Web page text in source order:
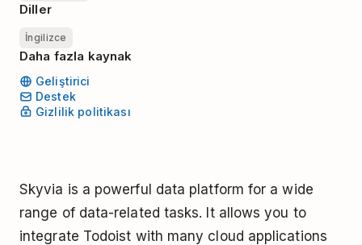
Diller
İngilizce
Daha fazla kaynak
Geliştirici
Destek
Gizlilik politikası
Skyvia is a powerful data platform for a wide
range of data-related tasks. It allows you to
integrate Todoist with many cloud applications